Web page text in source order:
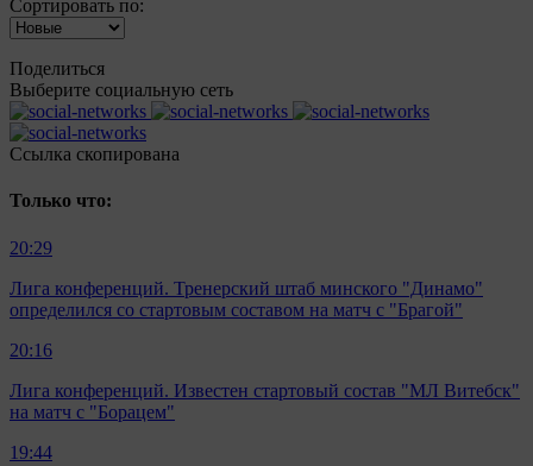
Сортировать по:
Поделиться
Выберите социальную сеть
Ccылка скопирована
Только что:
20:29
Лига конференций. Тренерский штаб минского "Динамо"
определился со стартовым составом на матч с "Брагой"
20:16
Лига конференций. Известен стартовый состав "МЛ Витебск"
на матч с "Борацем"
19:44